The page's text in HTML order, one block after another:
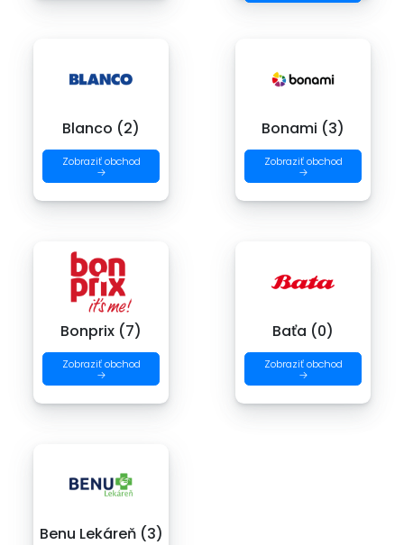
Blanco (2)
Zobraziť obchod
→
Bonami (3)
Zobraziť obchod
→
Bonprix (7)
Zobraziť obchod
→
Baťa (0)
Zobraziť obchod
→
Benu Lekáreň (3)